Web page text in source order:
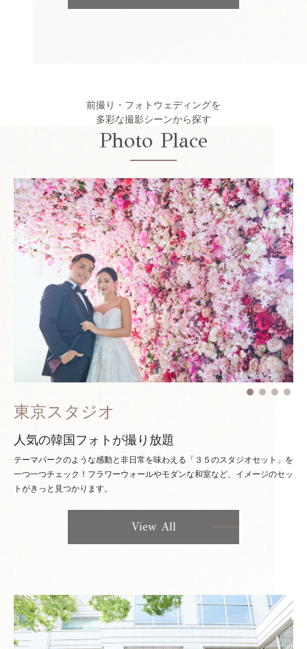
前撮り・フォトウェディングを
多彩な撮影シーンから探す
Photo Place
東京スタジオ
人気の韓国フォトが撮り放題
テーマパークのような感動と非日常を味わえる「３５のスタジオセット」を
一つ一つチェック！ フラワーウォールやモダンな和室など、イメージのセッ
トがきっと見つかります。
View All